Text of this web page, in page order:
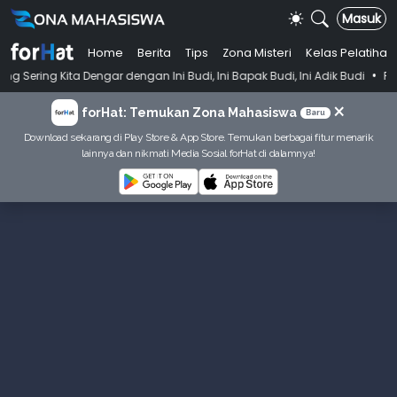
Masuk
Home Berita Tips Zona Misteri
Kelas Pelatihan
dengan Ini Budi, Ini Bapak Budi, Ini Adik Budi • Punya Tujuan
forHat: Temukan Zona Mahasiswa Baru ×
Download sekarang di Play Store & App Store. Temukan berbagai fitur menarik
lainnya dan nikmati Media Sosial forHat di dalamnya!